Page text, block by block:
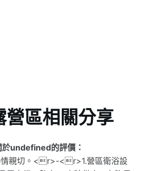
營區相關分享
undefined的評價：
情親切。<r>-<r>1.營區衛浴設